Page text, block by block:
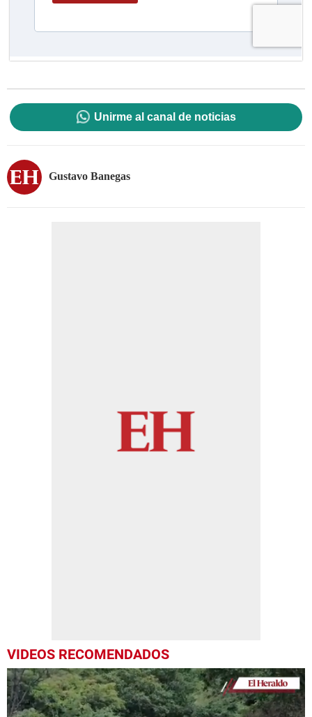
Unirme al canal de noticias
Gustavo Banegas
VIDEOS RECOMENDADOS